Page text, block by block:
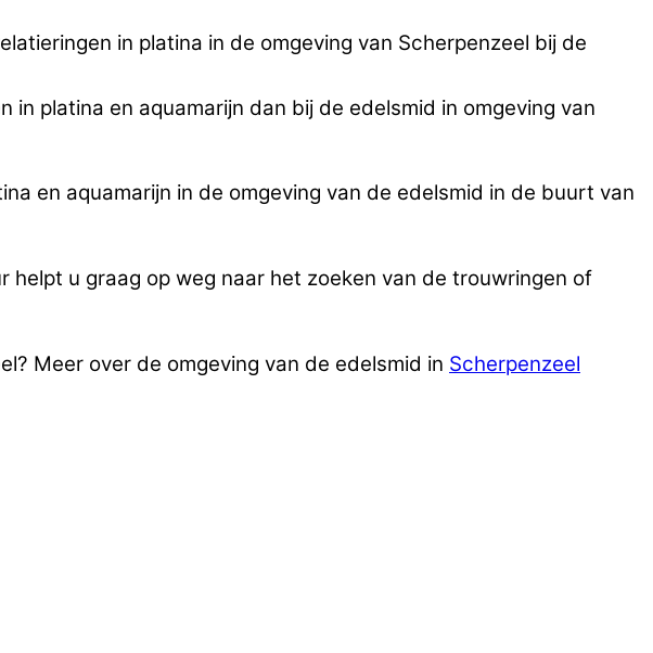
in platina in de omgeving van Scherpenzeel bij de
platina en aquamarijn dan bij de edelsmid in omgeving van
en aquamarijn in de omgeving van de edelsmid in de buurt van
helpt u graag op weg naar het zoeken van de trouwringen of
Meer over de omgeving van de edelsmid in Scherpenzeel